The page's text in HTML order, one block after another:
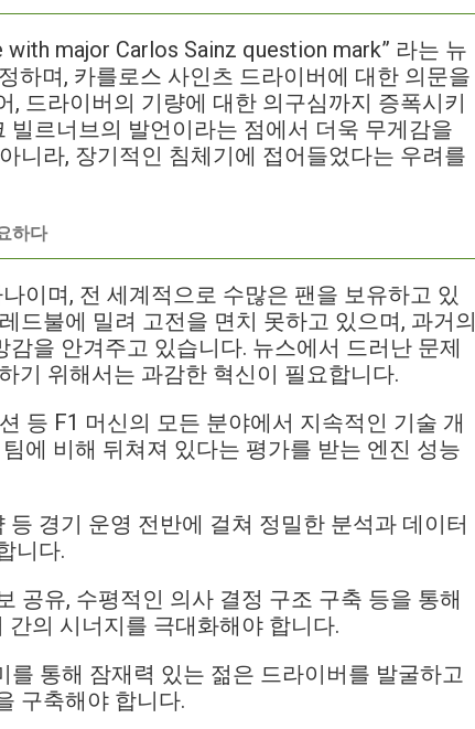
major Carlos Sainz question mark” 라는 뉴
하며, 카를로스 사인츠 드라이버에 대한 의문을
드라이버의 기량에 대한 의구심까지 증폭시키
르너브의 발언이라는 점에서 더욱 무게감을
니라, 장기적인 침체기에 접어들었다는 우려를
하다
이며, 전 세계적으로 수많은 팬을 보유하고 있
드불에 밀려 고전을 면치 못하고 있으며, 과거의
을 안겨주고 있습니다. 뉴스에서 드러난 문제
기 위해서는 과감한 혁신이 필요합니다.
등 F1 머신의 모든 분야에서 지속적인 기술 개
에 비해 뒤쳐져 있다는 평가를 받는 엔진 성능
등 경기 운영 전반에 걸쳐 정밀한 분석과 데이터
니다.
공유, 수평적인 의사 결정 구조 구축 등을 통해
의 시너지를 극대화해야 합니다.
통해 잠재력 있는 젊은 드라이버를 발굴하고
구축해야 합니다.